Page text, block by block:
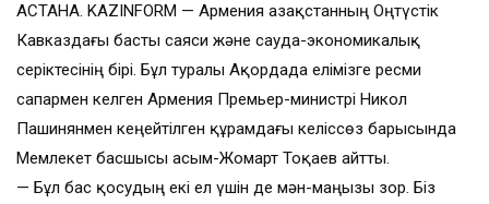
АСТАНА. KAZINFORM — Армения Қазақстанның Оңтүстік
Кавказдағы басты саяси және сауда-экономикалық
серіктесінің бірі. Бұл туралы Ақордада елімізге ресми
сапармен келген Армения Премьер-министрі Никол
Пашинянмен кеңейтілген құрамдағы келіссөз барысында
Мемлекет басшысы Қасым-Жомарт Тоқаев айтты.
— Бұл бас қосудың екі ел үшін де мән-маңызы зор. Біз